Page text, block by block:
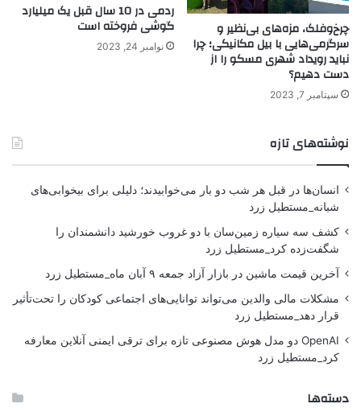
چرخ‌وفلک، مزه‌های بی‌نظیر و
سرگرمی‌هایی با بیل مکانیکی؛ چرا
نباید رویداد شهری مسکو را از
دست دهیم؟
سپتامبر 7, 2023
ردمی در 10 سال قبل یک میلیارد
گوشی فروخته است
نوامبر 24, 2023
نوشته‌های تازه
انسان‌ها در قبل هر شب دو بار می‌خوابیدند؛ دلیلی برای بیخوابی‌های
شبانه_مستطیل زرد
کشف سه سیاره زمین‌سان با دو غروب خورشید دانشمندان را
شگفت‌زده کرد_مستطیل زرد
آخرین قیمت ماشین در بازار آزاد جمعه ۹ آبان ماه_مستطیل زرد
مشکلات مالی والدین می‌تواند توانایی‌های اجتماعی کودکان را تحت‌تأثیر
قرار دهد_مستطیل زرد
OpenAI دو مدل هوش مصنوعی تازه برای ترقی ایمنی آنلاین معارفه
کرد_مستطیل زرد
دسته‌ها